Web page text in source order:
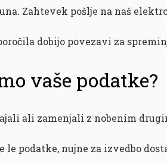
Zahtevek pošlje na naš
dobijo povezavi za
vaše podatke?
ali zamenjali z nobenim
le podatke, nujne za izvedbo